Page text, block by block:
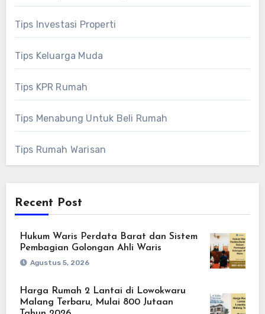
Tips Investasi Properti
Tips Keluarga Muda
Tips KPR Rumah
Tips Menabung Untuk Beli Rumah
Tips Rumah Warisan
Recent Post
Hukum Waris Perdata Barat dan Sistem
Pembagian Golongan Ahli Waris
Agustus 5, 2026
Harga Rumah 2 Lantai di Lowokwaru
Malang Terbaru, Mulai 800 Jutaan